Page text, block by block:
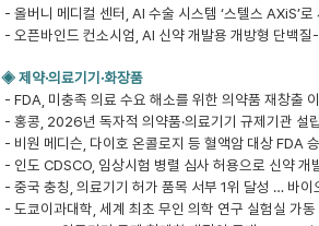
- 올버니 메디컬 센터, AI 수술 시스템 ‘스텔스 AXiS’
- 오픈바인드 컨소시엄, AI 신약 개발용 개방형 단백질
◈ 제약·의료기기·화장품
- FDA, 미충족 의료 수요 해소를 위한 의약품 재창출
- 홍콩, 2026년 독자적 의약품·의료기기 규제기관 설
- 비원 메디슨, 다이호 온콜로지 등 혈액암 대상 FDA
- 인도 CDSCO, 임상시험 병렬 심사 허용으로 신약 개
- 중국 충칭, 의료기기 허가 품목 서부 1위 달성 … 바
- 도쿄이과대학, 세계 최초 무인 의학 연구 실험실 가동